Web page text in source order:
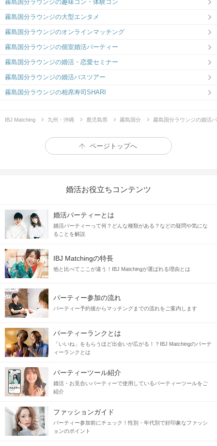
霧島国分ラウンジの趣味コン・体験コン
霧島国分ラウンジの大型エンタメ
霧島国分ラウンジのオンラインマッチング
霧島国分ラウンジの個室婚活パーティー
霧島国分ラウンジの婚活・恋愛セミナー
霧島国分ラウンジの婚活バスツアー
霧島国分ラウンジの相席寿司SHARI
IBJ Matching 九州・沖縄 鹿児島県 霧島国分 霧島国分ラウンジの婚活
ページトップへ
婚活お役立ちコンテンツ
婚活パーティーとは
婚活パーティーって何？どんな種類がある？などの疑問や気にな
ることを解説
IBJ Matchingの特長
他と比べてここが違う！IBJ Matchingが選ばれる理由とは
パーティー参加の流れ
パーティー予約後からマッチングまでの流れをご案内します
パーティーランクとは
「いいね」をもらうほど出会いが広がる！？IBJ Matchingのパーテ
ィーランクとは
パーティーツール紹介
婚活・お見合いパーティーで使用しているパーティーツールをご
紹介
ファッションガイド
パーティー参加前にチェック！性別・年代別で好印象なファッシ
ョンのポイント